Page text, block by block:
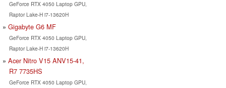
GeForce RTX 4050 Laptop GPU,
Raptor Lake-H i7-13620H
Gigabyte G6 MF
GeForce RTX 4050 Laptop GPU,
Raptor Lake-H i7-13620H
Acer Nitro V15 ANV15-41,
R7 7735HS
GeForce RTX 4050 Laptop GPU,